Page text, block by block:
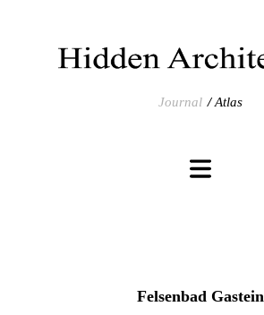
Journal Atlas
Felsenbad Gastein